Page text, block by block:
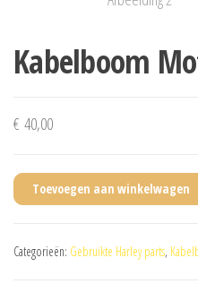
Kabelboom
€ 40,00
Toevoegen aan winkelwagen
Categorieën: Gebruikte Harley parts,